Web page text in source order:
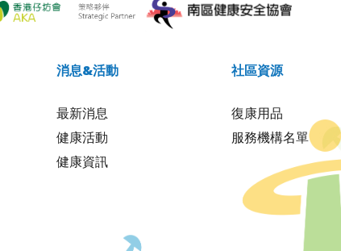
消息&活動
最新消息
健康活動
健康資訊
社區資源
復康用品
服務機構名單